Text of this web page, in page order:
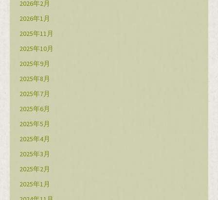
2026年2月
2026年1月
2025年11月
2025年10月
2025年9月
2025年8月
2025年7月
2025年6月
2025年5月
2025年4月
2025年3月
2025年2月
2025年1月